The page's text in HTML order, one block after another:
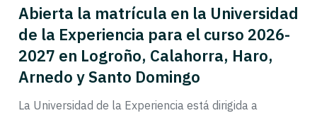
Abierta la matrícula en la Universidad
de la Experiencia para el curso 2026-
2027 en Logroño, Calahorra, Haro,
Arnedo y Santo Domingo
La Universidad de la Experiencia está dirigida a